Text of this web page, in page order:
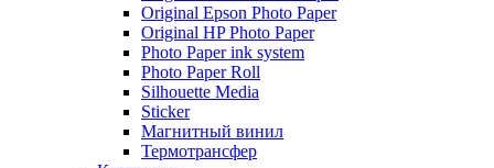
Original Epson Photo Paper
Original HP Photo Paper
Photo Paper ink system
Photo Paper Roll
Silhouette Media
Sticker
Магнитный винил
Термотрансфер